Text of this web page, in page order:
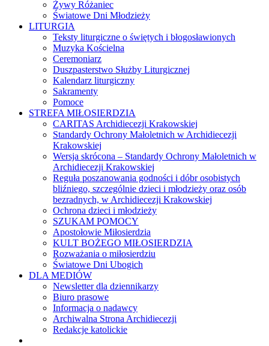
Żywy Różaniec
Światowe Dni Młodzieży
LITURGIA
Teksty liturgiczne o świętych i błogosławionych
Muzyka Kościelna
Ceremoniarz
Duszpasterstwo Służby Liturgicznej
Kalendarz liturgiczny
Sakramenty
Pomoce
STREFA MIŁOSIERDZIA
CARITAS Archidiecezji Krakowskiej
Standardy Ochrony Małoletnich w Archidiecezji
Krakowskiej
Wersja skrócona – Standardy Ochrony Małoletnich w
Archidiecezji Krakowskiej
Reguła poszanowania godności i dóbr osobistych
bliźniego, szczególnie dzieci i młodzieży oraz osób
bezradnych, w Archidiecezji Krakowskiej
Ochrona dzieci i młodzieży
SZUKAM POMOCY
Apostołowie Miłosierdzia
KULT BOŻEGO MIŁOSIERDZIA
Rozważania o miłosierdziu
Światowe Dni Ubogich
DLA MEDIÓW
Newsletter dla dziennikarzy
Biuro prasowe
Informacja o nadawcy
Archiwalna Strona Archidiecezji
Redakcje katolickie